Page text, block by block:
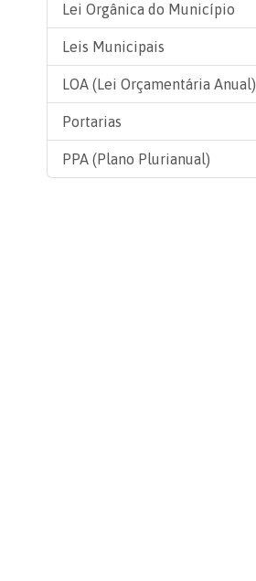
Lei Orgânica do Município
Leis Municipais
LOA (Lei Orçamentária Anual)
Portarias
PPA (Plano Plurianual)